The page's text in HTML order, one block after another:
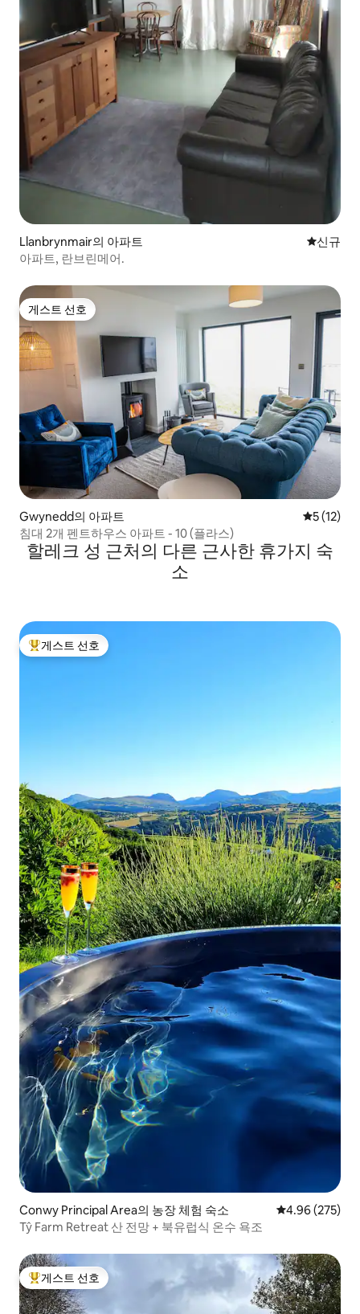
Llanbrynmair의 아파트 신규 숙소
신규
아파트, 란브린메어.
게스트 선호
게스트 선호
Gwynedd의 아파트 평점 5점
5 (12)
침대 2개 펜트하우스 아파트 - 10 (플라스)
할레크 성 근처의 다른 근사한 휴가지 숙
소
상위 게스트 선호
게스트 선호
Conwy Principal Area의 농장 체험 숙소 평점 4.96점(5
4.96 (275)
Tŷ Farm Retreat 산 전망 + 북유럽식 온수 욕조
상위 게스트 선호
게스트 선호